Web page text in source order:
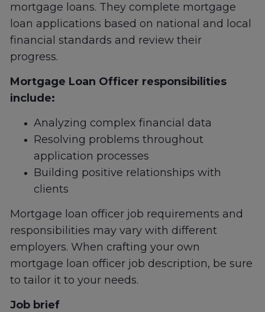
mortgage loans. They complete mortgage
loan applications based on national and local
financial standards and review their
progress.
Mortgage Loan Officer responsibilities
include:
Analyzing complex financial data
Resolving problems throughout
application processes
Building positive relationships with
clients
Mortgage loan officer job requirements and
responsibilities may vary with different
employers. When crafting your own
mortgage loan officer job description, be sure
to tailor it to your needs.
Job brief